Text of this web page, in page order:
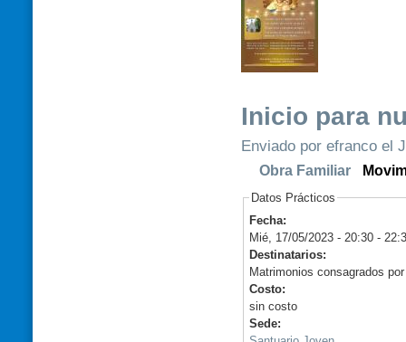
Inicio para
Enviado por efranco el
Obra Familiar
Datos Prácticos
Fecha:
Mié, 17/05/2023 -20:30 -
Destinatarios:
Matrimonios consagrados
Costo:
sin costo
Sede: